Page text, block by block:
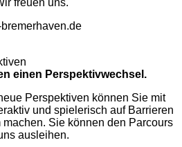
einen Perspektivwechsel.
Perspektiven können Sie mit
und spielerisch auf Barrieren
Sie können den Parcours
ausleihen.